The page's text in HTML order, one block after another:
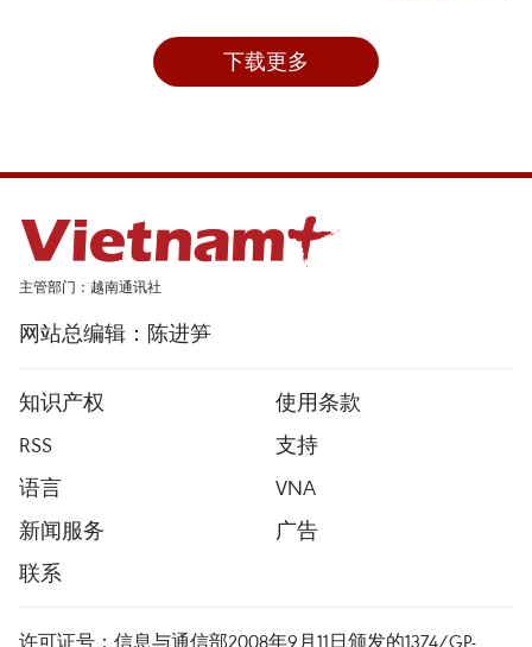
下载更多
主管部门：越南通讯社
网站总编辑：陈进笋
知识产权
使用条款
RSS
支持
语言
VNA
新闻服务
广告
联系
许可证号：信息与通信部2008年9月11日颁发的1374/GP-